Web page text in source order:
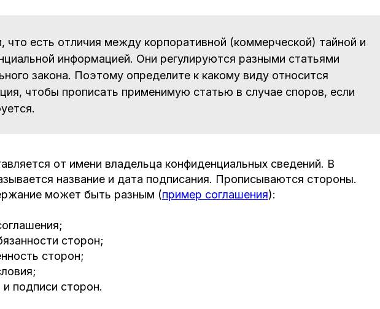
что есть отличия между корпоративной (коммерческой) тайной и
информацией. Они регулируются разными статьями
закона. Поэтому определите к какому виду относится
чтобы прописать применимую статью в случае споров, если
от имени владельца конфиденциальных сведений. В
название и дата подписания. Прописываются стороны.
может быть разным (пример соглашения):
сторон;
сторон;
и подписи сторон.